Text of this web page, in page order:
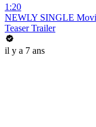
1:20
NEWLY SINGLE
Teaser Trailer
il y a 7 ans